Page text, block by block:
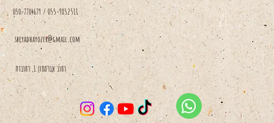
050-7704679 / 055-9852511
sbeyadhayozer@gmail.com
רחוב אברמסון 1, רחובות